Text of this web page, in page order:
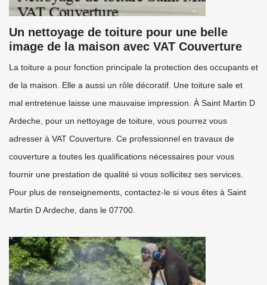
Un nettoyage de toiture pour une belle
image de la maison avec VAT Couverture
La toiture a pour fonction principale la protection des occupants et
de la maison. Elle a aussi un rôle décoratif. Une toiture sale et
mal entretenue laisse une mauvaise impression. À Saint Martin D
Ardeche, pour un nettoyage de toiture, vous pourrez vous
adresser à VAT Couverture. Ce professionnel en travaux de
couverture a toutes les qualifications nécessaires pour vous
fournir une prestation de qualité si vous sollicitez ses services.
Pour plus de renseignements, contactez-le si vous êtes à Saint
Martin D Ardeche, dans le 07700.